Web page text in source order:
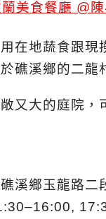
用在地蔬食跟現
礁溪鄉的二龍
又大的庭院，
溪鄉玉龍路二